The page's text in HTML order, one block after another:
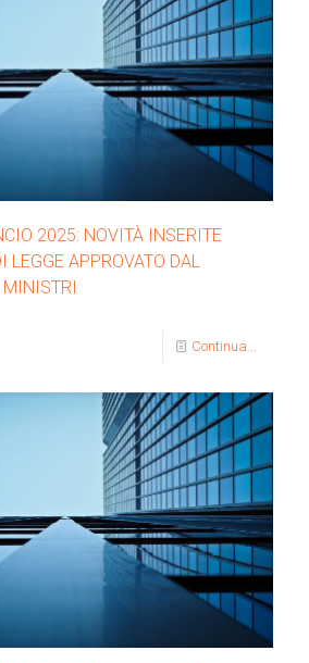
2025: NOVITÀ INSERITE
LEGGE APPROVATO DAL
MINISTRI
Continua...